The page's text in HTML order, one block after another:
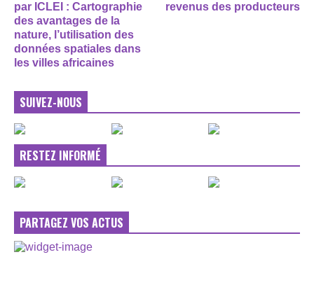
par ICLEI : Cartographie
des avantages de la
nature, l’utilisation des
données spatiales dans
les villes africaines
revenus des producteurs
SUIVEZ-NOUS
RESTEZ INFORMÉ
PARTAGEZ VOS ACTUS